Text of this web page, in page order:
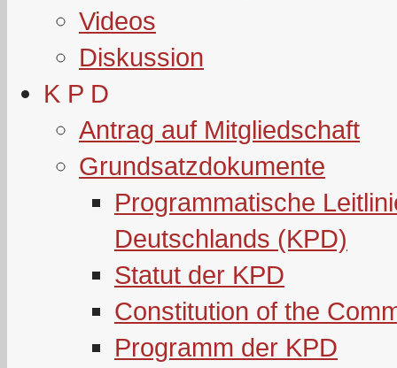
Videos
Diskussion
K P D
Antrag auf Mitgliedschaft
Grundsatzdokumente
Programmatische
Deutschlands (KPD)
Statut der KPD
Constitution of the
Programm der KPD